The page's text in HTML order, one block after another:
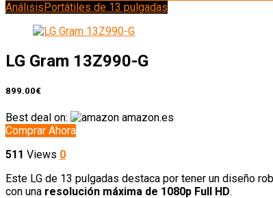
AnálisisPortátiles de 13 pulgadas
LG Gram 13Z990-G
899.00€
Best deal on:
amazon.es
Comprar Ahora
511 Views 0
Este LG de 13 pulgadas destaca por tener un diseño
con una resolución máxima de 1080p Full HD.